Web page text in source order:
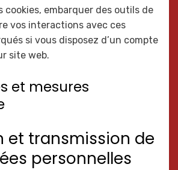
cookies, embarquer des outils de
vos interactions avec ces
si vous disposez d’un compte
site web.
et mesures
et transmission de
personnelles